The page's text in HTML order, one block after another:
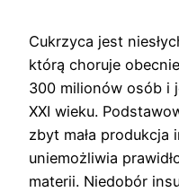
Cukrzyca jest
którą choruje
300 milionów osób i
XXI wieku.
zbyt mała
uniemożliwia
materii. Niedobór